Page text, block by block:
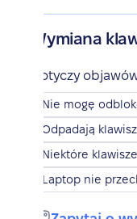
Wymiana
Dotyczy
Nie mogę
Odpadają
Niektóre
Laptop nie